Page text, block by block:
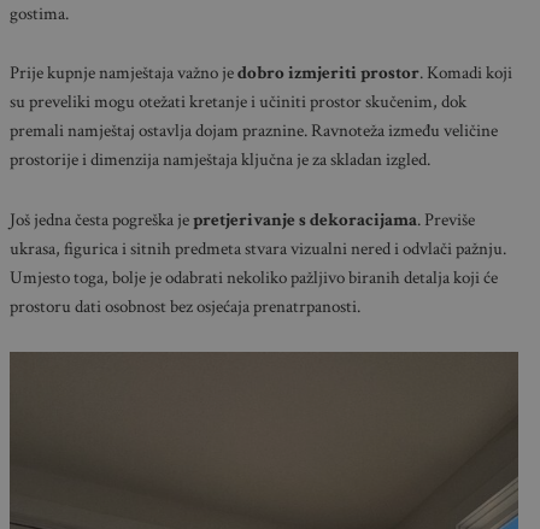
gostima.
Prije kupnje namještaja važno jedobro izmjeriti prostor. Komadi koji
su preveliki mogu otežati kretanje i učiniti prostor skučenim, dok
premali namještaj ostavlja dojam praznine. Ravnoteža između veličine
prostorije i dimenzija namještaja ključna je za skladan izgled.
Još jedna česta pogreška jepretjerivanje s dekoracijama. Previše
ukrasa, figurica i sitnih predmeta stvara vizualni nered i odvlači pažnju.
Umjesto toga, bolje je odabrati nekoliko pažljivo biranih detalja koji će
prostoru dati osobnost bez osjećaja prenatrpanosti.